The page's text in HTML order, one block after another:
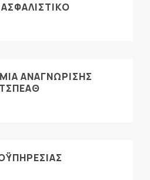
ΑΝΑΓΝΩΡΙΣΗΣ